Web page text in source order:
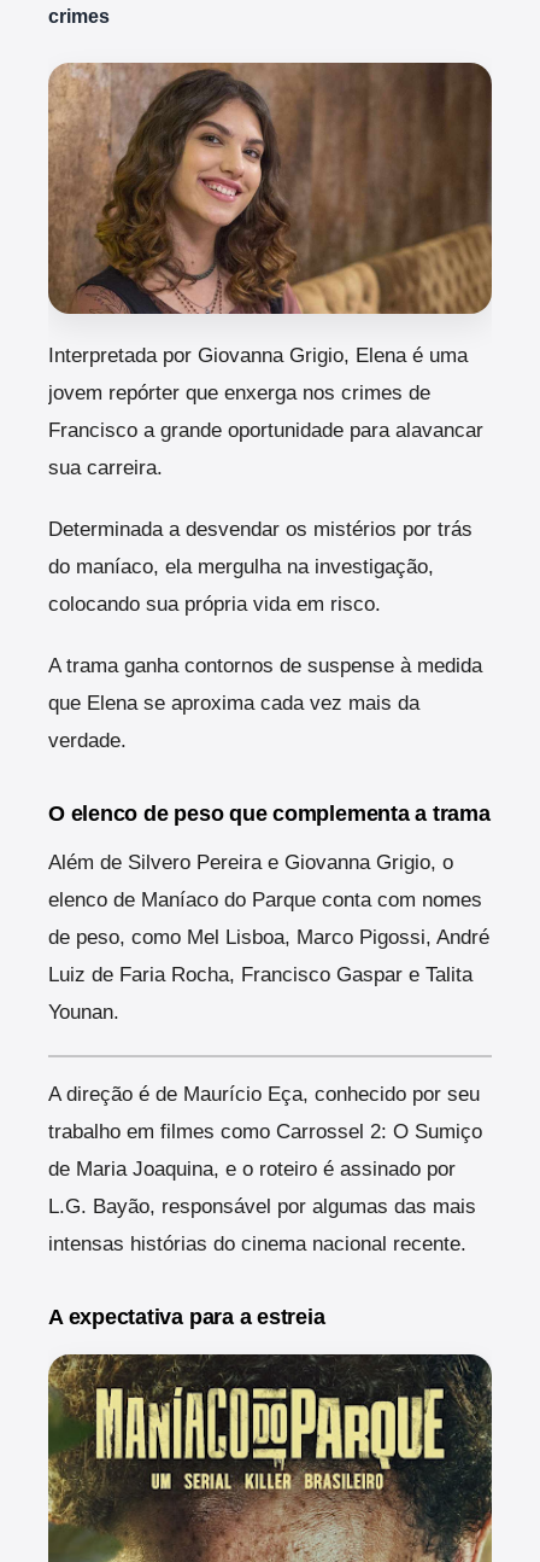
crimes
Interpretada por Giovanna Grigio, Elena é uma
jovem repórter que enxerga nos crimes de
Francisco a grande oportunidade para alavancar
sua carreira.
Determinada a desvendar os mistérios por trás
do maníaco, ela mergulha na investigação,
colocando sua própria vida em risco.
A trama ganha contornos de suspense à medida
que Elena se aproxima cada vez mais da
verdade.
O elenco de peso que complementa a trama
Além de Silvero Pereira e Giovanna Grigio, o
elenco de Maníaco do Parque conta com nomes
de peso, como Mel Lisboa, Marco Pigossi, André
Luiz de Faria Rocha, Francisco Gaspar e Talita
Younan.
A direção é de Maurício Eça, conhecido por seu
trabalho em filmes como Carrossel 2: O Sumiço
de Maria Joaquina, e o roteiro é assinado por
L.G. Bayão, responsável por algumas das mais
intensas histórias do cinema nacional recente.
A expectativa para a estreia